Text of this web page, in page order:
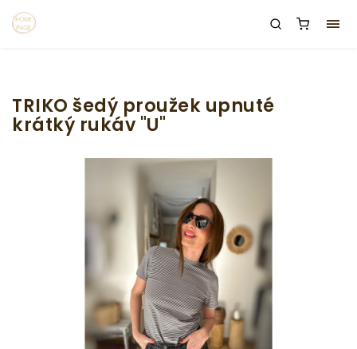
TRIKO šedý proužek upnuté
krátký rukáv "U"